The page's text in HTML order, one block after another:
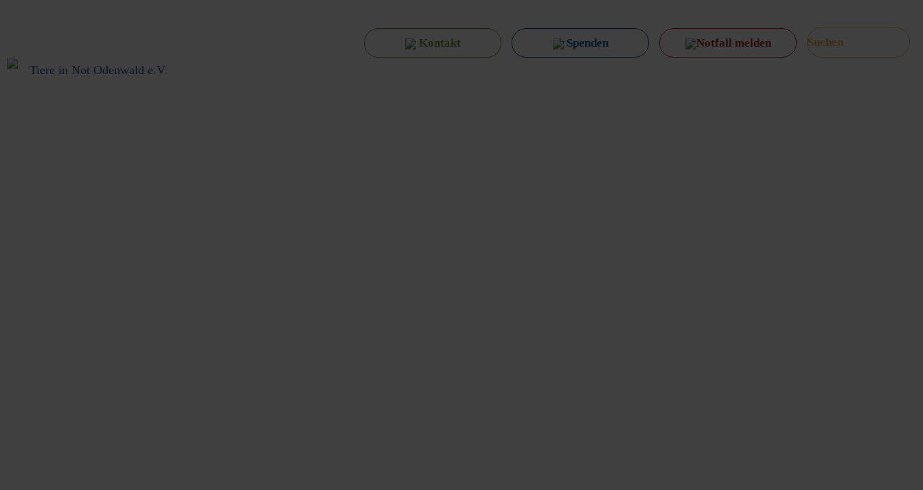
Kontakt Spenden Notfall melden